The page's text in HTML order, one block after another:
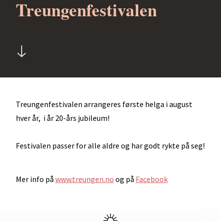
Treungenfestivalen
Treungenfestivalen arrangeres første helga i august
hver år, i år 20-års jubileum!
Festivalen passer for alle aldre og har godt rykte på seg!
Mer info på www.treungen.no og på Facebook